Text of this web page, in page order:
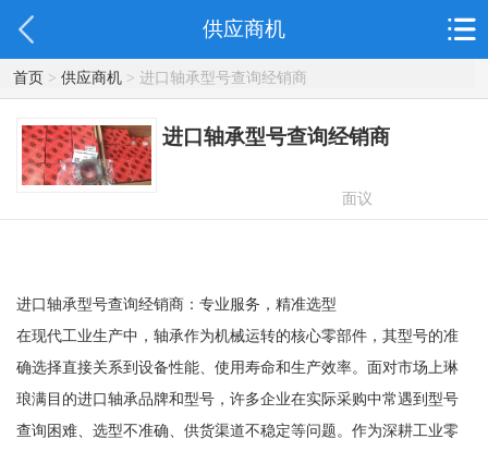
供应商机
首页> 供应商机> 进口轴承型号查询经销商
进口轴承型号查询经销商
面议
进口轴承型号查询经销商：专业服务，精准选型
在现代工业生产中，轴承作为机械运转的核心零部件，其型号的准
确选择直接关系到设备性能、使用寿命和生产效率。面对市场上琳
琅满目的进口轴承品牌和型号，许多企业在实际采购中常遇到型号
查询困难、选型不准确、供货渠道不稳定等问题。作为深耕工业零